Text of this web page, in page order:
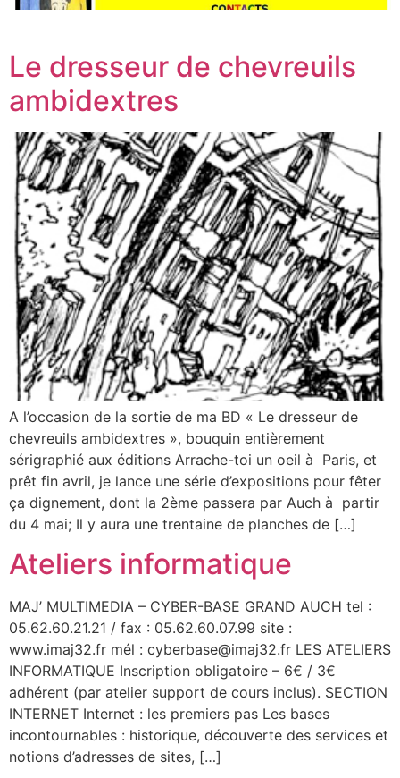
Le dresseur de chevreuils
ambidextres
A l’occasion de la sortie de ma BD « Le dresseur de
chevreuils ambidextres », bouquin entièrement
sérigraphié aux éditions Arrache-toi un oeil à Paris, et
prêt fin avril, je lance une série d’expositions pour fêter
ça dignement, dont la 2ème passera par Auch à partir
du 4 mai; Il y aura une trentaine de planches de […]
Ateliers informatique
MAJ’ MULTIMEDIA – CYBER-BASE GRAND AUCH tel :
05.62.60.21.21 / fax : 05.62.60.07.99 site :
www.imaj32.fr mél : cyberbase@imaj32.fr LES ATELIERS
INFORMATIQUE Inscription obligatoire – 6€ / 3€
adhérent (par atelier support de cours inclus). SECTION
INTERNET Internet : les premiers pas Les bases
incontournables : historique, découverte des services et
notions d’adresses de sites, […]